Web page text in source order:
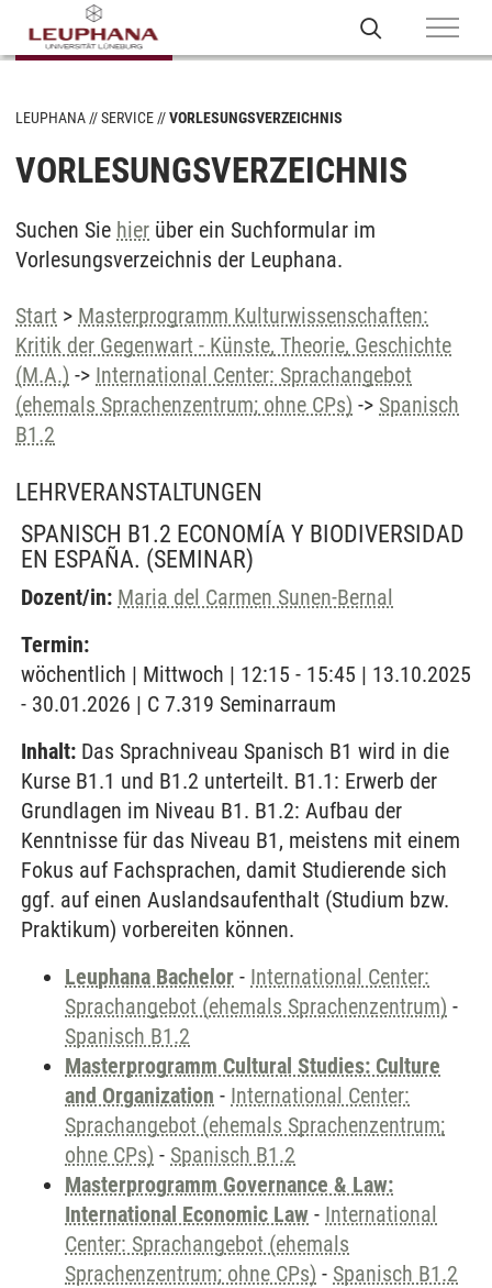
LEUPHANA SERVICE VORLESUNGSVERZEICHNIS
VORLESUNGSVERZEICHNIS
Suchen Sie hier über ein Suchformular im
Vorlesungsverzeichnis der Leuphana.
Start > Masterprogramm Kulturwissenschaften:
Kritik der Gegenwart - Künste, Theorie, Geschichte
(M.A.) -> International Center: Sprachangebot
(ehemals Sprachenzentrum; ohne CPs) -> Spanisch
B1.2
LEHRVERANSTALTUNGEN
SPANISCH B1.2 ECONOMÍA Y BIODIVERSIDAD
EN ESPAÑA. (SEMINAR)
Dozent/in: Maria del Carmen Sunen-Bernal
Termin:
wöchentlich | Mittwoch | 12:15 - 15:45 | 13.10.2025
- 30.01.2026 | C 7.319 Seminarraum
Inhalt: Das Sprachniveau Spanisch B1 wird in die
Kurse B1.1 und B1.2 unterteilt. B1.1: Erwerb der
Grundlagen im Niveau B1. B1.2: Aufbau der
Kenntnisse für das Niveau B1, meistens mit einem
Fokus auf Fachsprachen, damit Studierende sich
ggf. auf einen Auslandsaufenthalt (Studium bzw.
Praktikum) vorbereiten können.
Leuphana Bachelor - International Center:
Sprachangebot (ehemals Sprachenzentrum) -
Spanisch B1.2
Masterprogramm Cultural Studies: Culture
and Organization - International Center:
Sprachangebot (ehemals Sprachenzentrum;
ohne CPs) - Spanisch B1.2
Masterprogramm Governance & Law:
International Economic Law - International
Center: Sprachangebot (ehemals
Sprachenzentrum; ohne CPs) - Spanisch B1.2